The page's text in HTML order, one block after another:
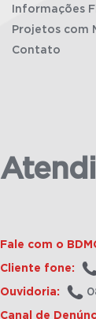
Informações
Projetos com
Contato
Fale com o
Cliente fone:
Ouvidoria:
Canal de